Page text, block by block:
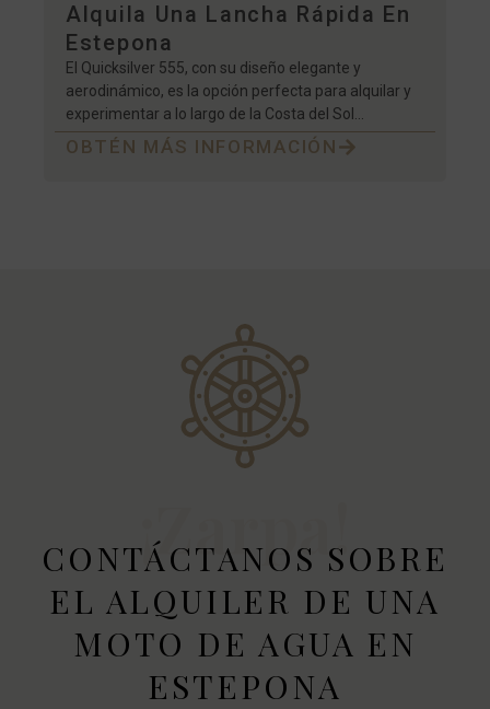
Alquila Una Lancha Rápida En
Estepona
El Quicksilver 555, con su diseño elegante y
aerodinámico, es la opción perfecta para alquilar y
experimentar a lo largo de la Costa del Sol...
OBTÉN MÁS INFORMACIÓN
¡Zarpa!
CONTÁCTANOS SOBRE
EL ALQUILER DE UNA
MOTO DE AGUA EN
ESTEPONA